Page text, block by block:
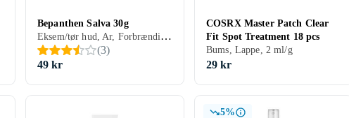
Bepanthen Salva 30g
Eksem/tør hud, Ar, Forbrændinger/skoldning, Udslæt, Salve, 30 ml/g
(3)
49 kr
COSRX Master Patch Clear
Fit Spot Treatment 18 pcs
Bums, Lappe, 2 ml/g
29 kr
5%